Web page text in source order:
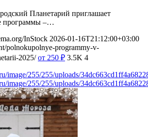
Планетарий приглашает
программы –…
InStock 2026-01-16T21:12:00+03:00
polnokupolnye-programmy-v-
2025/ от 250 ₽ 3.5K 4
image/255/255/uploads/
image/255/255/uploads/